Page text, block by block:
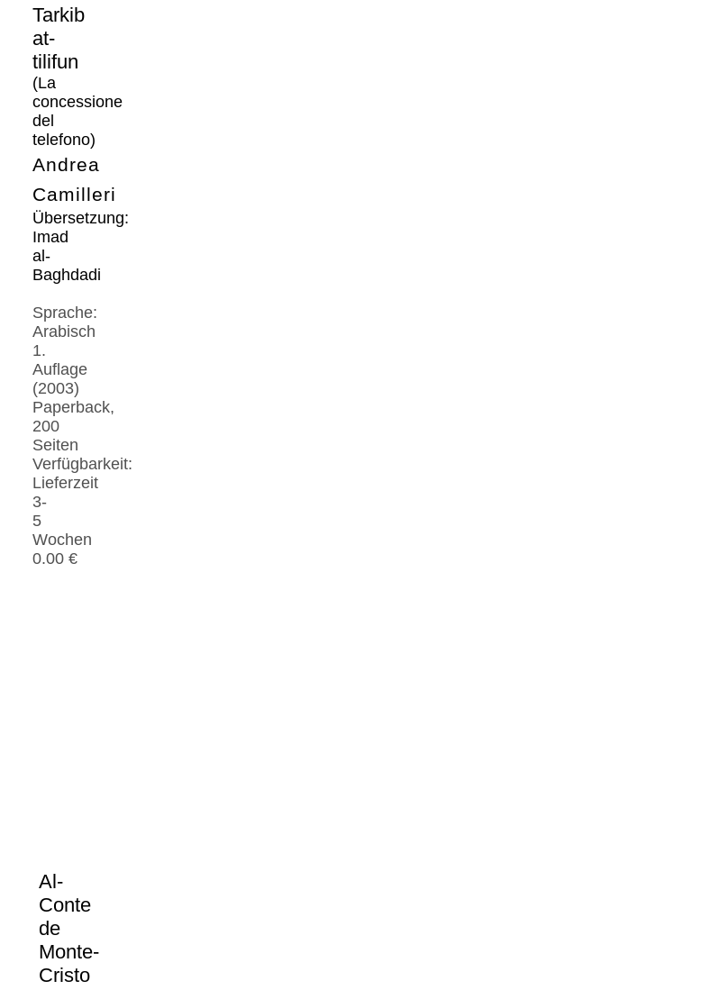
Tarkib
at-
tilifun
(La
concessione
del
telefono)
Andrea
Camilleri
Übersetzung:
Imad
al-
Baghdadi
Sprache:
Arabisch
1.
Auflage
(2003)
Paperback,
200
Seiten
Verfügbarkeit:
Lieferzeit
3-
5
Wochen
0.00 €
Al-
Conte
de
Monte-
Cristo